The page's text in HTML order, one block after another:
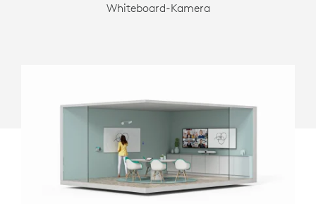
Whiteboard-Kamera